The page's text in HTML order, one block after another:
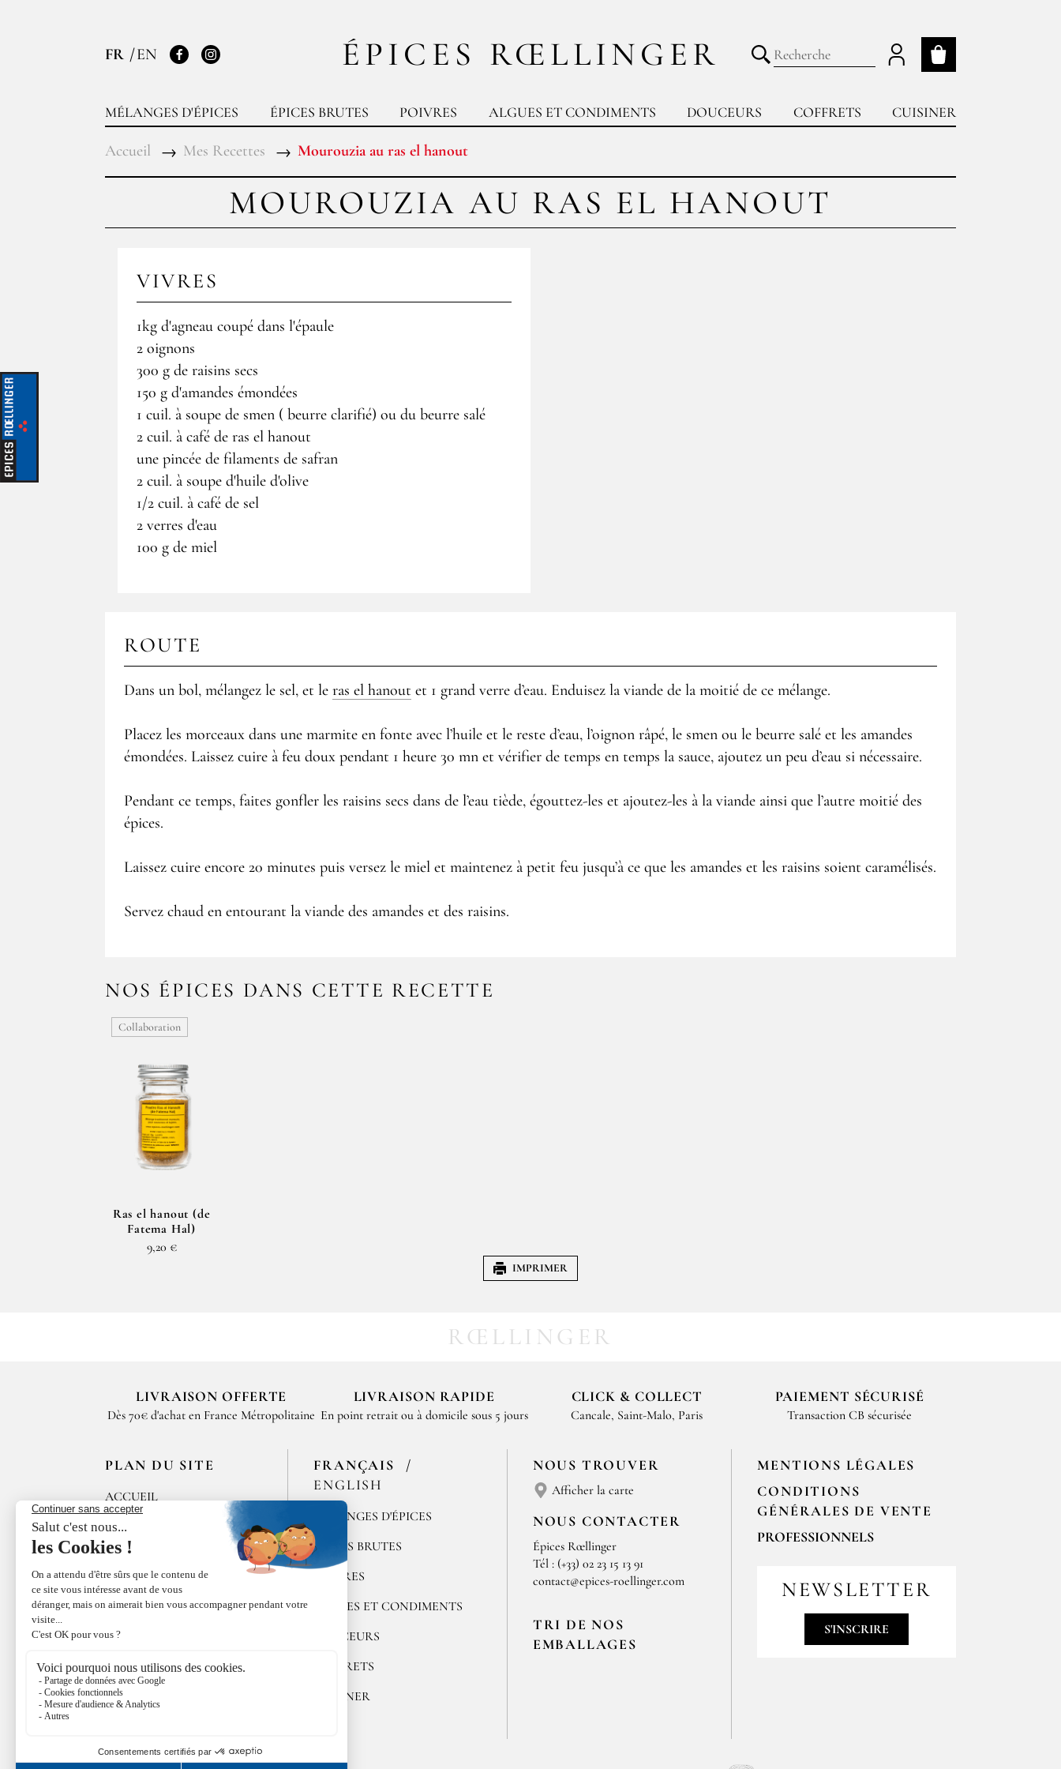
ÉPICES RŒLLINGER
FR EN
FacebookInstagram
MÉLANGES D'ÉPICES ÉPICES BRUTES POIVRES ALGUES ET CONDIMENTS DOUCEURS COFFRETS CUISINER
Mon panier
Lancer la recherche
Accueil Mes Recettes Mourouzia au ras el hanout
MOUROUZIA AU RAS EL HANOUT
VIVRES
1kg d'agneau coupé dans l'épaule
2 oignons
300 g de raisins secs
150 g d'amandes émondées
1 cuil. à soupe de smen ( beurre clarifié) ou du beurre salé
2 cuil. à café de ras el hanout
une pincée de filaments de safran
2 cuil. à soupe d'huile d'olive
1/2 cuil. à café de sel
2 verres d'eau
100 g de miel
ROUTE
Dans un bol, mélangez le sel, et le ras el hanout et 1 grand verre d’eau. Enduisez la viande de la moitié de ce mélange.
Placez les morceaux dans une marmite en fonte avec l’huile et le reste d’eau, l’oignon râpé, le smen ou le beurre salé et les amandes
émondées. Laissez cuire à feu doux pendant 1 heure 30 mn et vérifier de temps en temps la sauce, ajoutez un peu d’eau si nécessaire.
Pendant ce temps, faites gonfler les raisins secs dans de l’eau tiède, égouttez-les et ajoutez-les à la viande ainsi que l’autre moitié des
épices.
Laissez cuire encore 20 minutes puis versez le miel et maintenez à petit feu jusqu’à ce que les amandes et les raisins soient caramélisés.
Servez chaud en entourant la viande des amandes et des raisins.
NOS ÉPICES DANS CETTE RECETTE
Collaboration
Ras el hanout (de
Fatema Hal)
9,20 €
IMPRIMER
RŒLLINGER
LIVRAISON OFFERTE
Dès 70€ d'achat en France Métropolitaine
LIVRAISON RAPIDE
En point retrait ou à domicile sous 5 jours
CLICK & COLLECT
Cancale, Saint-Malo, Paris
PAIEMENT SÉCURISÉ
Transaction CB sécurisée
PLAN DU SITE
ACCUEIL
LES MAISONS DE
BRICOURT
RECRUTEMENT
ÉPICES RŒLLINGER
LE COQUILLAGE
FAMILLE RŒLLINGER
ACTUALITÉS
FRANÇAIS
ENGLISH
MÉLANGES D'ÉPICES
ÉPICES BRUTES
POIVRES
ALGUES ET CONDIMENTS
DOUCEURS
COFFRETS
CUISINER
NOUS TROUVER
Afficher la carte
NOUS CONTACTER
Épices Rœllinger
Tél : (+33) 02 23 15 13 91
contact@epices-roellinger.com
TRI DE NOS
EMBALLAGES
MENTIONS LÉGALES
CONDITIONS
GÉNÉRALES DE VENTE
PROFESSIONNELS
professionnelles, merci de nous
contacter par email
contact@epices-roellinger.com
NEWSLETTER
S'INSCRIRE